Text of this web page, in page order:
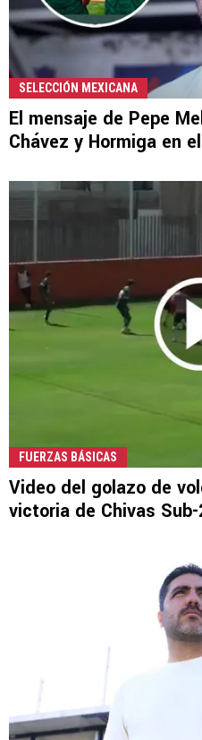
SELECCIÓN MEXICANA
El mensaje de Pepe
Chávez y Hormiga en
FUERZAS BÁSICAS
Video del golazo de
victoria de Chivas